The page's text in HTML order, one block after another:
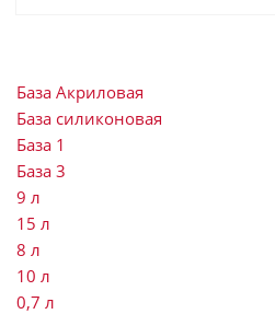
База Акриловая
База силиконовая
База 1
База 3
9 л
15 л
8 л
10 л
0,7 л